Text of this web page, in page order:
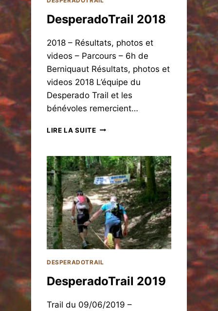
0
4
DesperadoTrail 2018
2018 – Résultats, photos et
videos – Parcours – 6h de
Berniquaut Résultats, photos et
videos 2018 L’équipe du
Desperado Trail et les
bénévoles remercient…
LIRE LA SUITED
P
E
R
A
D
O
T
R
A
I
L
0
8
DESPERADOTRAIL
DesperadoTrail 2019
Trail du 09/06/2019 –